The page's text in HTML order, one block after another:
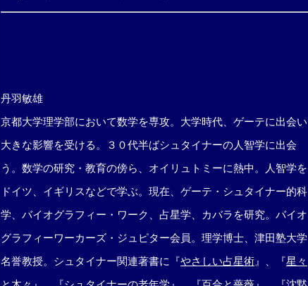
丹羽敏雄
京都大学理学部において数学を専攻。大学時代、ゲーテに出会い
大きな影響を受ける。３０代半ばシュタイナーの人智学に出会
う。数学の研究・教育の傍ら、オイリュトミーに熱中。人智学を
ドイツ、イギリスなどで学ぶ。現在、ゲーテ・シュタイナー的科
学、バイオグラフィー・ワーク、占星学、カバラを研究。バイオ
グラフィーワーカーズ・ジュピター会員。理学博士、津田塾大学
名誉教授。シュタイナー関連著書に『やさしい占星術 』、『星々